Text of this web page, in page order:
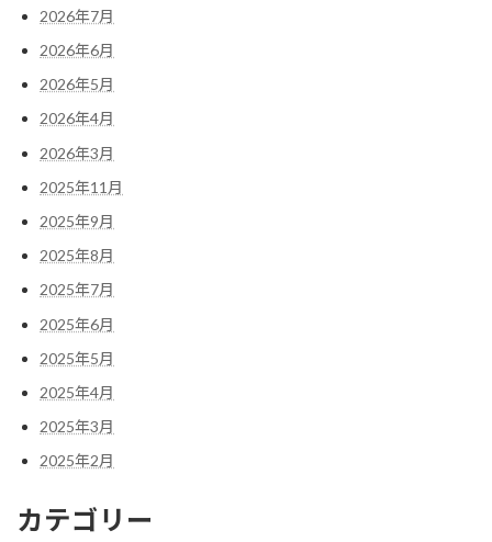
2026年7月
2026年6月
2026年5月
2026年4月
2026年3月
2025年11月
2025年9月
2025年8月
2025年7月
2025年6月
2025年5月
2025年4月
2025年3月
2025年2月
カテゴリー